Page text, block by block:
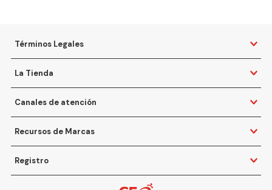
Términos Legales
La Tienda
Canales de atención
Recursos de Marcas
Registro